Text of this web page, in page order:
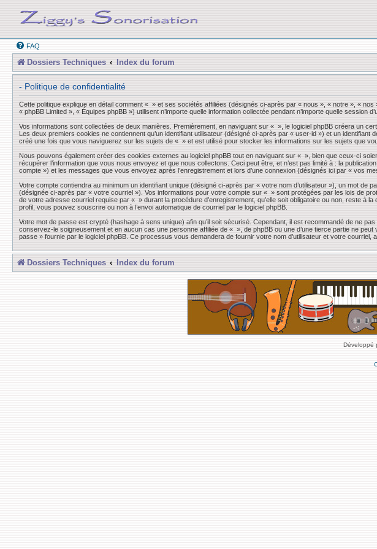
FAQ
Dossiers Techniques Index du forum
- Politique de confidentialité
Cette politique explique en détail comment « » et ses sociétés affiliées (désignés ci-après par « nous », « notre », «
« phpBB Limited », « Équipes phpBB ») utilisent n’importe quelle information collectée pendant n’importe quelle session
Vos informations sont collectées de deux manières. Premièrement, en naviguant sur « », le logiciel phpBB créera un
Les deux premiers cookies ne contiennent qu’un identifiant utilisateur (désigné ci-après par « user-id ») et un
créé une fois que vous naviguerez sur les sujets de « » et est utilisé pour stocker les informations sur les sujets que
Nous pouvons également créer des cookies externes au logiciel phpBB tout en naviguant sur « », bien que ceux-ci
récupérer l’information que vous nous envoyez et que nous collectons. Ceci peut être, et n’est pas limité à : la
compte ») et les messages que vous envoyez après l’enregistrement et lors d’une connexion (désignés ici par « vos
Votre compte contiendra au minimum un identifiant unique (désigné ci-après par « votre nom d’utilisateur »), un mot
(désignée ci-après par « votre courriel »). Vos informations pour votre compte sur « » sont protégées par les lois de
de votre adresse courriel requise par « » durant la procédure d’enregistrement, qu’elle soit obligatoire ou non, reste
profil, vous pouvez souscrire ou non à l’envoi automatique de courriel par le logiciel phpBB.
Votre mot de passe est crypté (hashage à sens unique) afin qu’il soit sécurisé. Cependant, il est recommandé de ne
conservez-le soigneusement et en aucun cas une personne affiliée de « », de phpBB ou une d’une tierce partie ne
passe » fournie par le logiciel phpBB. Ce processus vous demandera de fournir votre nom d’utilisateur et votre
Dossiers Techniques Index du forum
Développé